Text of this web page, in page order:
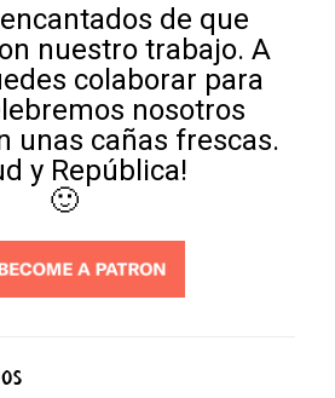
de que
nuestro trabajo. A
colaborar para
nosotros
unas cañas frescas.
y República!
🙂